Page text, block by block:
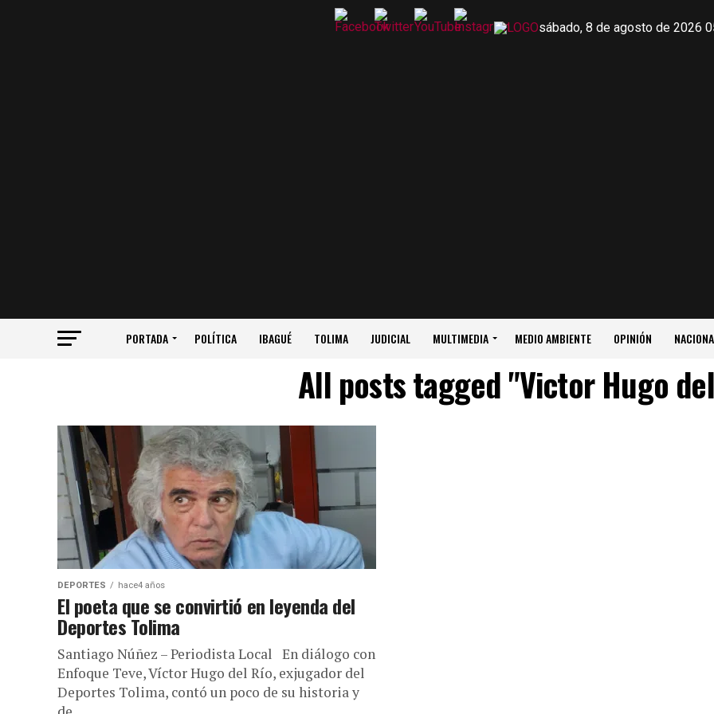
sábado, 8 de agosto de 2026
PORTADA POLÍTICA IBAGUÉ TOLIMA JUDICIAL MULTIMEDIA MEDIO AMBIENTE OPINIÓN
All posts tagged "Victor Hugo
DEPORTES hace4 años
El poeta que se convirtió en leyenda del
Deportes Tolima
Santiago Núñez – Periodista Local En diálogo con
Enfoque Teve, Víctor Hugo del Río, exjugador del
Deportes Tolima, contó un poco de su historia y